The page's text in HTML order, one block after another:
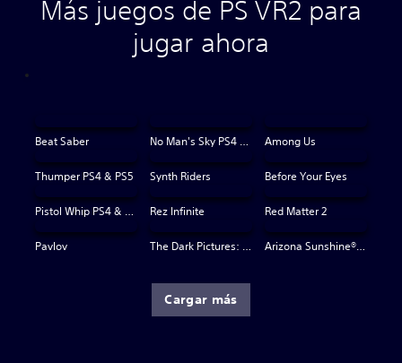
Más juegos de PS VR2 para
jugar ahora
Beat Saber No Man's Sky PS4 & PS5 Among Us
Thumper PS4 & PS5 Synth Riders Before Your Eyes
Pistol Whip PS4 & PS5 Rez Infinite Red Matter 2
Pavlov The Dark Pictures: Switchback VR Arizona Sunshine® VR 2
Cargar más